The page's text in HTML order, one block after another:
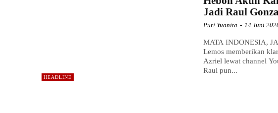
HEADLINE
Jadi Raul
Puri Yuanita - 14 Juni
MATA INDONESIA,
Lemos memberikan
Azriel lewat channel
Raul pun...